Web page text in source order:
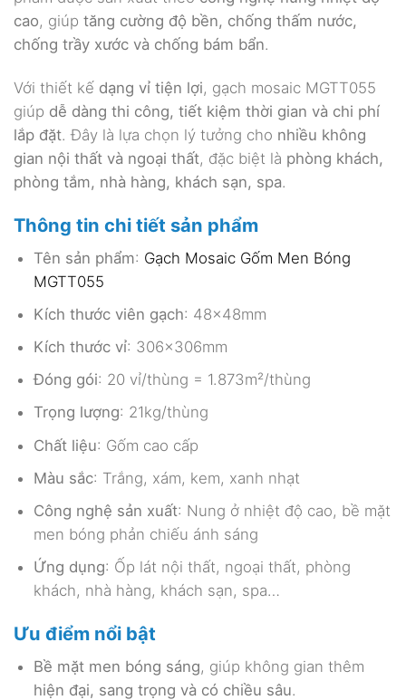
cao, giúp tăng cường độ bền, chống thấm nước,
chống trầy xước và chống bám bẩn.
Với thiết kế dạng vỉ tiện lợi, gạch mosaic MGTT055
giúp dễ dàng thi công, tiết kiệm thời gian và chi phí
lắp đặt. Đây là lựa chọn lý tưởng cho nhiều không
gian nội thất và ngoại thất, đặc biệt là phòng khách,
phòng tắm, nhà hàng, khách sạn, spa.
Thông tin chi tiết sản phẩm
Tên sản phẩm: Gạch Mosaic Gốm Men Bóng
MGTT055
Kích thước viên gạch: 48x48mm
Kích thước vỉ: 306x306mm
Đóng gói: 20 vỉ/thùng = 1.873m²/thùng
Trọng lượng: 21kg/thùng
Chất liệu: Gốm cao cấp
Màu sắc: Trắng, xám, kem, xanh nhạt
Công nghệ sản xuất: Nung ở nhiệt độ cao, bề mặt
men bóng phản chiếu ánh sáng
Ứng dụng: Ốp lát nội thất, ngoại thất, phòng
khách, nhà hàng, khách sạn, spa…
Ưu điểm nổi bật
Bề mặt men bóng sáng, giúp không gian thêm
hiện đại, sang trọng và có chiều sâu.